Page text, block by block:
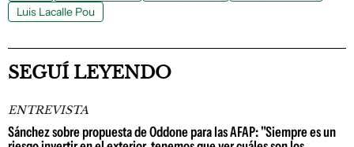
Luis Lacalle Pou
SEGUÍ LEYENDO
ENTREVISTA
Sánchez sobre propuesta de Oddone para las AFAP: "Siempre es un